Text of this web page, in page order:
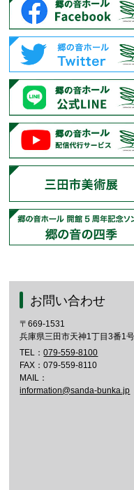
お問い合わせ
〒669-1531
兵庫県三田市天神1丁目3番1号
TEL：079-559-8100
FAX：079-559-8110
MAIL：
information@sanda-bunka.jp